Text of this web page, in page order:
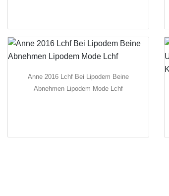
Anne 2016 Lchf Bei Lipodem Beine
Abnehmen Lipodem Mode Lchf